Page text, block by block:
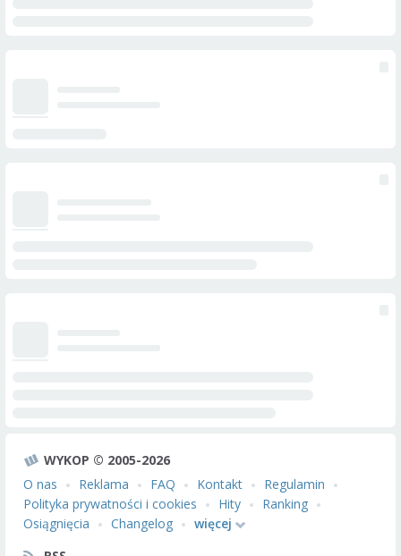
WYKOP © 2005-2026
O nas
Reklama FAQ Kontakt
Regulamin
Polityka prywatności i cookies
Hity
Ranking
Osiągnięcia
Changelog
więcej